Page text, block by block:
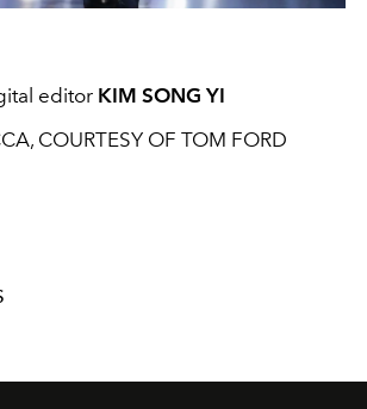
editor KIM SONG YI
COURTESY OF TOM FORD